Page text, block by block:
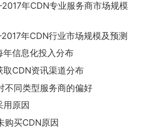
年CDN专业服务商市场规模
年CDN行业市场规模及预测
年信息化投入分布
取CDN资讯渠道分布
不同类型服务商的偏好
用原因
购买CDN原因